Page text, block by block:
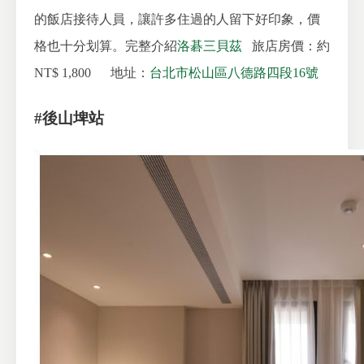
的飯店接待人員，讓許多住過的人留下好印象，價
格也十分划算。完整介紹洛碁三貝茲
旅店房價：約
NT$ 1,800
地址： 台北市松山區八德路四段16號
#後山埤站